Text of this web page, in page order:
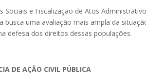
e Fiscalização de Atos
busca uma avaliação mais ampla da
defesa dos direitos dessas populações.
DE AÇÃO CIVIL PÚBLICA